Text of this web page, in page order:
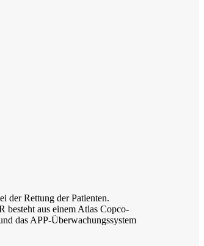
der Rettung der Patienten.
besteht aus einem Atlas Copco-
das APP-Überwachungssystem